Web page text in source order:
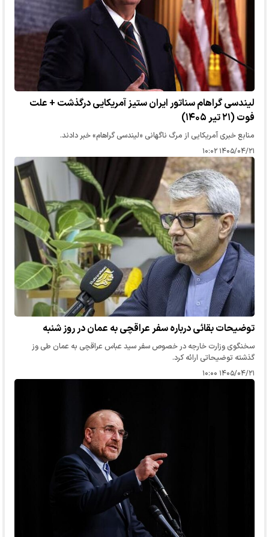
لیندسی گراهام سناتور ایران ستیز آمریکایی درگذشت + علت
فوت (۲۱ تیر ۱۴۰۵)
منابع خبری آمریکایی از مرگ ناگهانی «لیندسی گراهام» خبر دادند.
۱۴۰۵/۰۴/۲۱ ۱۰:۰۲
توضیحات بقائی درباره سفر عراقچی به عمان در روز شنبه
سخنگوی وزارت خارجه در خصوص سفر سید عباس عراقچی به عمان طی وز
گذشته توضیحاتی ارائه کرد.
۱۴۰۵/۰۴/۲۱ ۱۰:۰۰